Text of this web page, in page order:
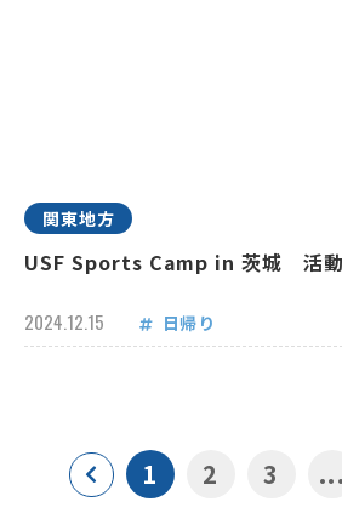
関東地方
USF Sports Camp in 茨城 活
2024.12.15 日帰り
1 2 3 ...